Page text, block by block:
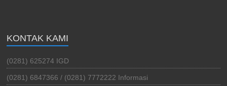
KONTAK KAMI
(0281) 625274 IGD
(0281) 6847366 / (0281) 7772222 Informasi